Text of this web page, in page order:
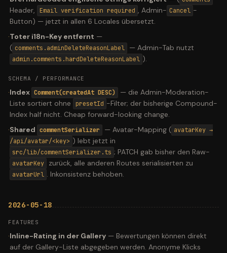
Header, Email verification required , Admin- Cancel -
Button) — jetzt in allen 6 Locales übersetzt.
·Toter i18n-Key entfernt —
( comments.adminDeleteReasonLabel — Admin-Tab nutzt
admin.comments.hardDeleteReasonLabel ).
SCHEMA / PERFORMANCE
·Index Comment(createdAt DESC) — die Admin-Moderation-
Liste sortiert ohne
presetId -Filter; der bisherige Compound-
Index half nicht. Cheap forward-looking change.
·Shared commentSerializer — Avatar-Mapping ( avatarKey →
/api/avatar/<key> ) lebt jetzt in
src/lib/commentSerializer.ts ; PATCH gab bisher den Raw-
avatarKey zurück, alle anderen Routes serialisierten zu
avatarUrl . Inkonsistenz behoben.
2026-05-18
FEATURES
·Inline-Rating in der Gallery — Bewertungen können direkt
auf der Gallery-Liste abgegeben werden. Anonyme Klicks